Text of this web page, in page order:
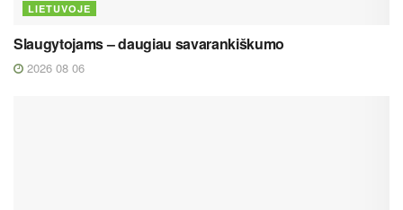
LIETUVOJE
Slaugytojams – daugiau savarankiškumo
2026 08 06